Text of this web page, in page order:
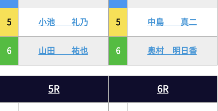
5 小池 礼乃
6 山田 祐也
5 中島 真二
6 奥村 明日香
5R 6R